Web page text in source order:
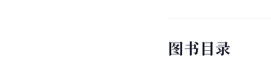
图书目录